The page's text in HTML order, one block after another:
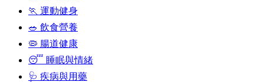
🏃 運動健身
🥗 飲食營養
🦠 腸道健康
😴 睡眠與情緒
🩺 疾病與用藥